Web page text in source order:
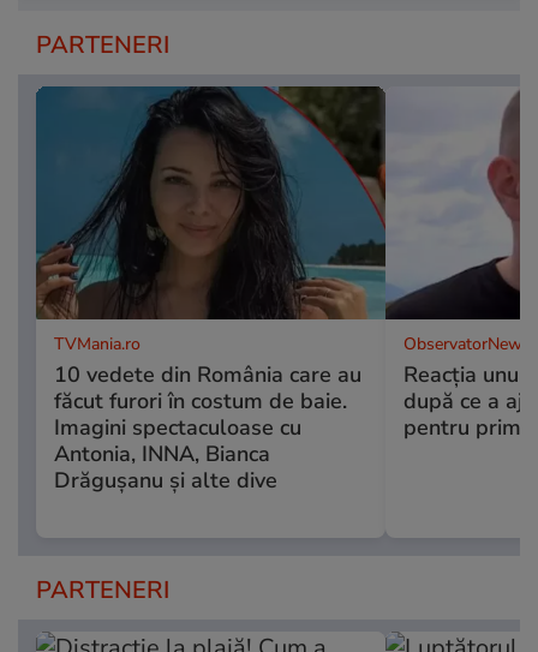
PARTENERI
TVMania.ro
10 vedete din România care au
făcut furori în costum de baie.
Imagini spectaculoase cu
Antonia, INNA, Bianca
Drăgușanu și alte dive
Reacția unui
după ce a
pentru
PARTENERI